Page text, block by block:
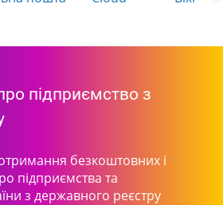
підприємство з
безкоштовних і
підприємства та
з державного реєстру